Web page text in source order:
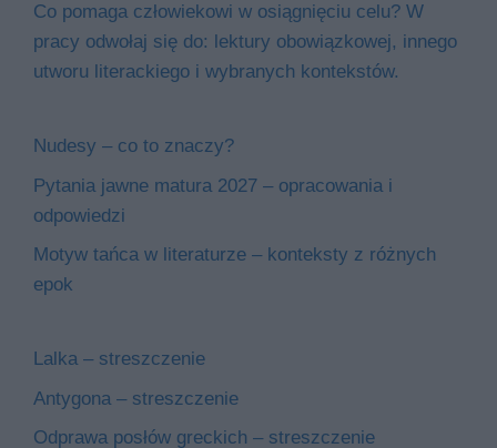
Co pomaga człowiekowi w osiągnięciu celu? W
pracy odwołaj się do: lektury obowiązkowej, innego
utworu literackiego i wybranych kontekstów.
Nudesy – co to znaczy?
Pytania jawne matura 2027 – opracowania i
odpowiedzi
Motyw tańca w literaturze – konteksty z różnych
epok
Lalka – streszczenie
Antygona – streszczenie
Odprawa posłów greckich – streszczenie